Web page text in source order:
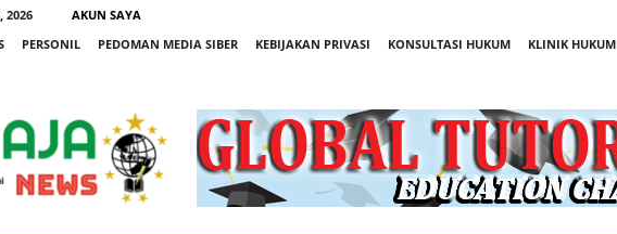
2026
AKUN SAYA
PERSONIL PEDOMAN MEDIA SIBER KEBIJAKAN PRIVASI KONSULTASI HUKUM KLINIK HUKUM